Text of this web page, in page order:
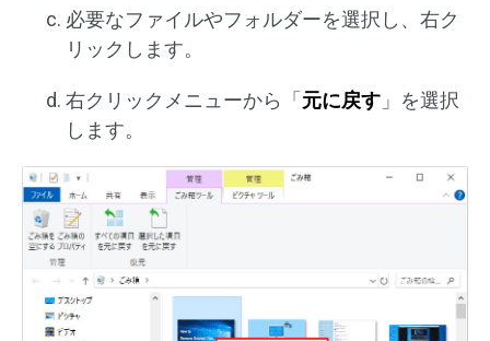
必要なファイルやフォルダーを選択し、右ク
リックします。
右クリックメニューから「 元に戻す 」を選択
します。